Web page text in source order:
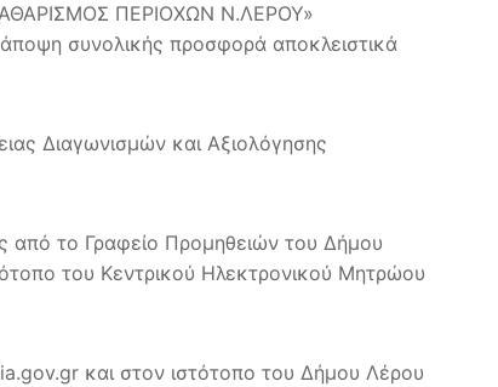
ΠΕΡΙΟΧΩΝ Ν.ΛΕΡΟΥ»
συνολικής προσφορά αποκλειστικά
Διαγωνισμών και Αξιολόγησης
από το Γραφείο Προμηθειών του Δήμου
του Κεντρικού Ηλεκτρονικού Μητρώου
και στον ιστότοπο του Δήμου Λέρου